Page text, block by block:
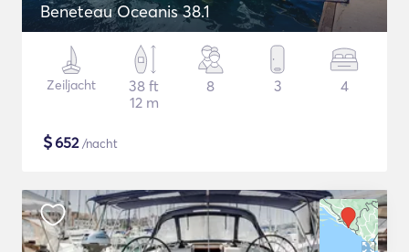
Beneteau Oceanis 38.1
Zeiljacht
38 ft
12 m
8 3 4
$652/nacht